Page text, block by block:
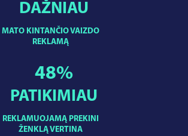
MATO KINTANČIO VAIZDO
REKLAMĄ
DAŽNIAU
REKLAMUOJAMĄ PREKINI
ŽENKLĄ VERTINA
48%
PATIKIMIAU